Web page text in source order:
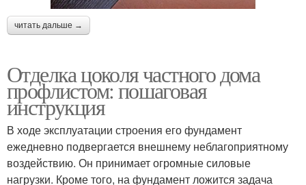
читать дальше →
Отделка цоколя частного дома
профлистом: пошаговая
инструкция
В ходе эксплуатации строения его фундамент
ежедневно подвергается внешнему неблагоприятному
воздействию. Он принимает огромные силовые
нагрузки. Кроме того, на фундамент ложится задача